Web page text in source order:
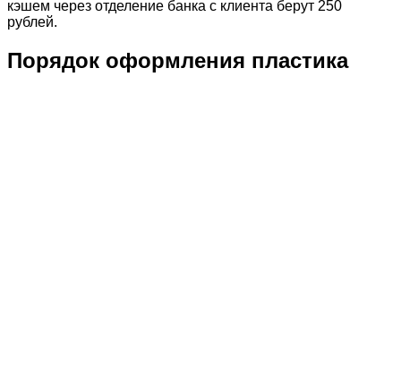
кэшем через отделение банка с клиента берут 250
рублей.
Порядок оформления пластика